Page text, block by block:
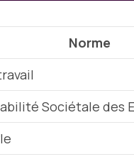
Norme
Sociétale des